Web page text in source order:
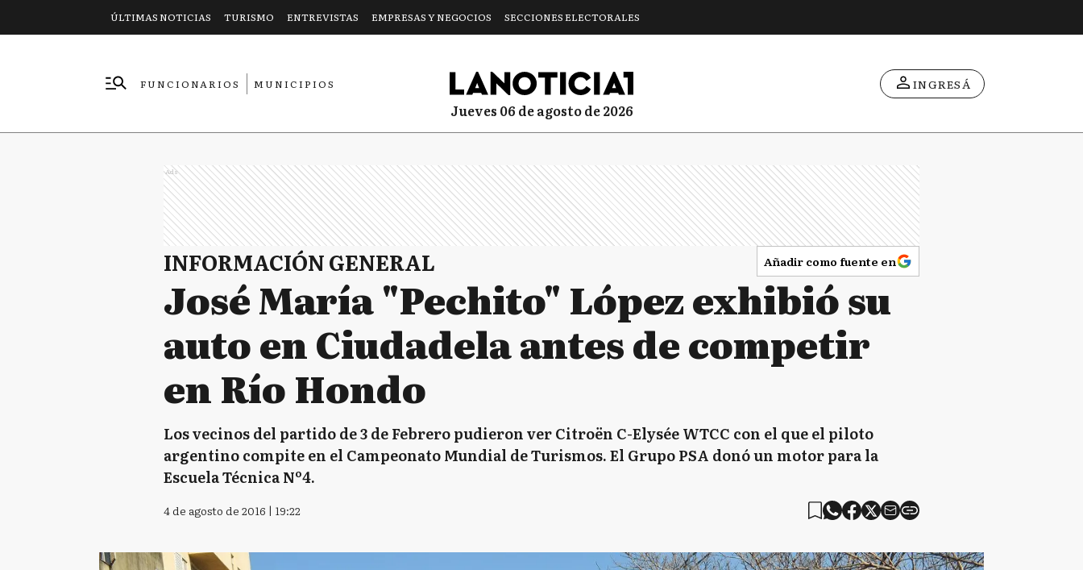
ÚLTIMAS NOTICIAS TURISMO ENTREVISTAS EMPRESAS Y NEGOCIOS SECCIONES ELECTORALES
FUNCIONARIOS
MUNICIPIOS
jueves 06 de agosto de 2026
INGRESÁ
Ads
INFORMACIÓN GENERAL Añadir como fuente en
José María "Pechito" López exhibió su
auto en Ciudadela antes de competir
en Río Hondo
Los vecinos del partido de 3 de Febrero pudieron ver Citroën C-Elysée WTCC con el que el piloto
argentino compite en el Campeonato Mundial de Turismos. El Grupo PSA donó un motor para la
Escuela Técnica Nº4.
4 de agosto de 2016 | 19:22